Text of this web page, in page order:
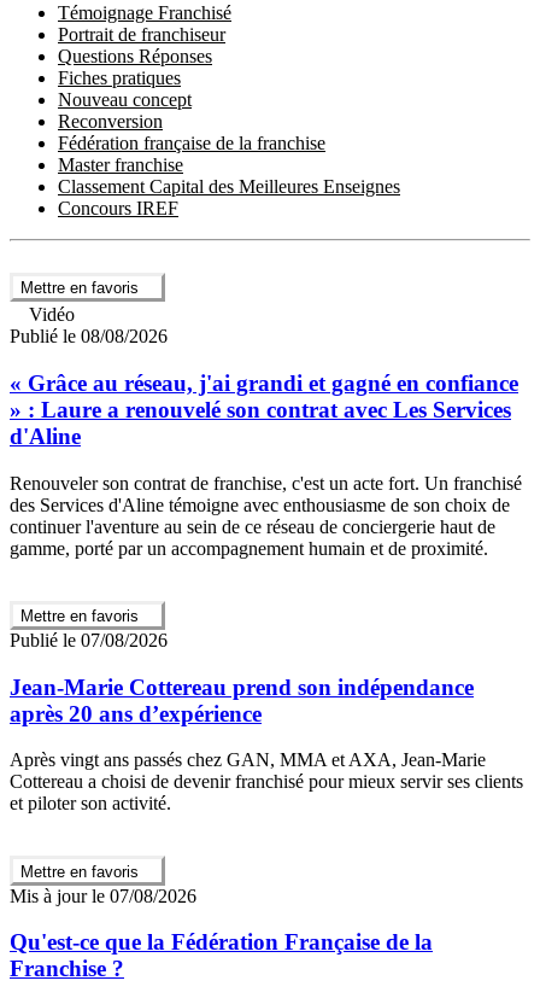
Témoignage Franchisé
Portrait de franchiseur
Questions Réponses
Fiches pratiques
Nouveau concept
Reconversion
Fédération française de la franchise
Master franchise
Classement Capital des Meilleures Enseignes
Concours IREF
Mettre en favoris
Vidéo
Publié le 08/08/2026
« Grâce au réseau, j'ai grandi et gagné en confiance
» : Laure a renouvelé son contrat avec Les Services
d'Aline
Renouveler son contrat de franchise, c'est un acte fort. Un franchisé
des Services d'Aline témoigne avec enthousiasme de son choix de
continuer l'aventure au sein de ce réseau de conciergerie haut de
gamme, porté par un accompagnement humain et de proximité.
Mettre en favoris
Publié le 07/08/2026
Jean‑Marie Cottereau prend son indépendance
après 20 ans d’expérience
Après vingt ans passés chez GAN, MMA et AXA, Jean‑Marie
Cottereau a choisi de devenir franchisé pour mieux servir ses clients
et piloter son activité.
Mettre en favoris
Mis à jour le 07/08/2026
Qu'est-ce que la Fédération Française de la
Franchise ?